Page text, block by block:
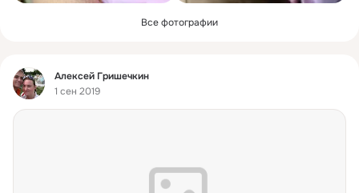
Все фотографии
Фид
Алексей Гришечкин
1 сен 2019